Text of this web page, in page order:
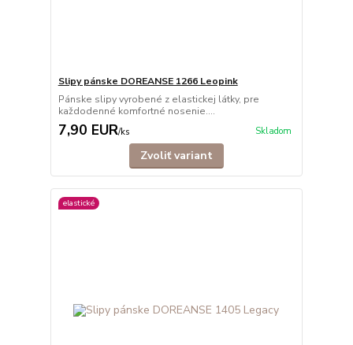
Slipy pánske DOREANSE 1266 Leopink
Pánske slipy vyrobené z elastickej látky, pre
každodenné komfortné nosenie....
7,90 EUR/ks Skladom
Zvoliť variant
elastické